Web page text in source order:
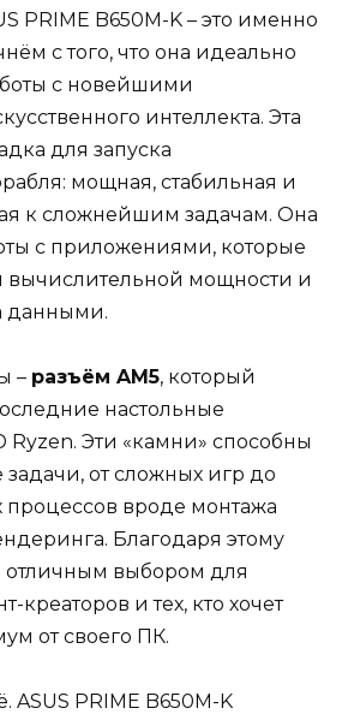
PRIME B650M-K – это именно
с того, что она идеально
с новейшими
интеллекта. Эта
для запуска
мощная, стабильная и
к сложнейшим задачам. Она
с приложениями, которые
вычислительной мощности и
данными.
– разъём AM5, который
настольные
Ryzen. Эти «камни» способны
от сложных игр до
процессов вроде монтажа
Благодаря этому
отличным выбором для
креаторов и тех, кто хочет
от своего ПК.
ASUS PRIME B650M-K